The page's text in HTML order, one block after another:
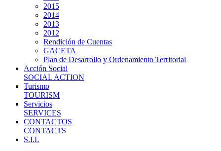
2015
2014
2013
2012
Rendición de Cuentas
GACETA
Plan de Desarrollo y Ordenamiento Territorial
Acción Social
SOCIAL ACTION
Turismo
TOURISM
Servicios
SERVICES
CONTACTOS
CONTACTS
S.I.L